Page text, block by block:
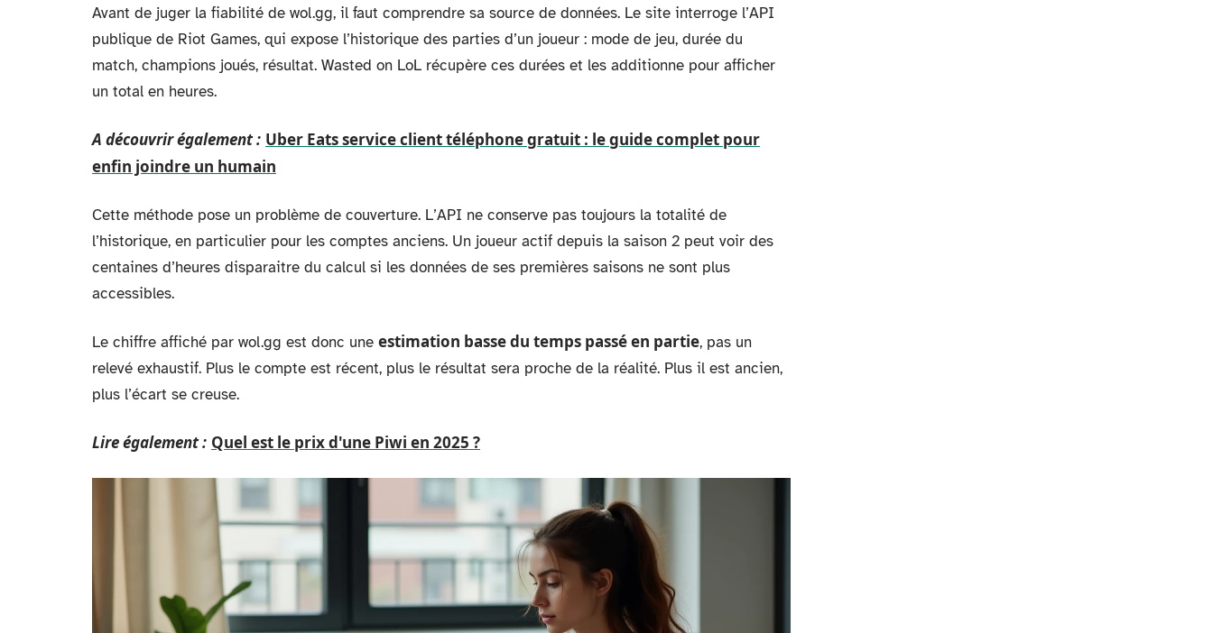
Avant de juger la fiabilité de wol.gg, il faut comprendre sa source de données. Le site interroge l’API
publique de Riot Games, qui expose l’historique des parties d’un joueur : mode de jeu, durée du
match, champions joués, résultat. Wasted on LoL récupère ces durées et les additionne pour afficher
un total en heures.
A découvrir également : Uber Eats service client téléphone gratuit : le guide complet pour
enfin joindre un humain
Cette méthode pose un problème de couverture. L’API ne conserve pas toujours la totalité de
l’historique, en particulier pour les comptes anciens. Un joueur actif depuis la saison 2 peut voir des
centaines d’heures disparaitre du calcul si les données de ses premières saisons ne sont plus
accessibles.
Le chiffre affiché par wol.gg est donc une estimation basse du temps passé en partie, pas un
relevé exhaustif. Plus le compte est récent, plus le résultat sera proche de la réalité. Plus il est ancien,
plus l’écart se creuse.
Lire également : Quel est le prix d'une Piwi en 2025 ?